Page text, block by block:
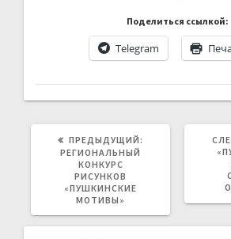
Поделиться ссылкой:
Telegram
ПРЕДЫДУЩИЙ:
РЕГИОНАЛЬНЫЙ
КОНКУРС
РИСУНКОВ
«ПУШКИНСКИЕ
МОТИВЫ»